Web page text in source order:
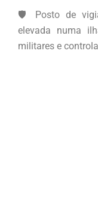
🛡️ Posto de
elevada numa
militares e